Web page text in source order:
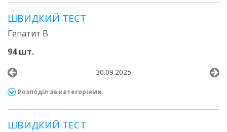
ШВИДКИЙ ТЕСТ
Гепатит В
94 шт.
30.09.2025
Розподіл за категоріями
ШВИДКИЙ ТЕСТ